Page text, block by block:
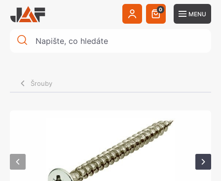
0
MENU
Šrouby